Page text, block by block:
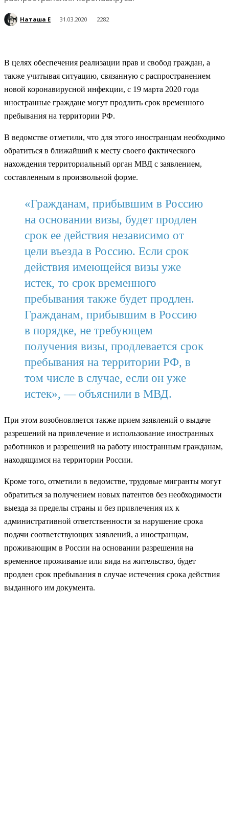
Наташа Е 31.03.2020 2282
В целях обеспечения реализации прав и свобод граждан, а
также учитывая ситуацию, связанную с распространением
новой коронавирусной инфекции, с 19 марта 2020 года
иностранные граждане могут продлить срок временного
пребывания на территории РФ.
В ведомстве отметили, что для этого иностранцам необходимо
обратиться в ближайший к месту своего фактического
нахождения территориальный орган МВД с заявлением,
составленным в произвольной форме.
«Гражданам, прибывшим в Россию
на основании визы, будет продлен
срок ее действия независимо от
цели въезда в Россию. Если срок
действия имеющейся визы уже
истек, то срок временного
пребывания также будет продлен.
Гражданам, прибывшим в Россию
в порядке, не требующем
получения визы, продлевается срок
пребывания на территории РФ, в
том числе в случае, если он уже
истек», — объяснили в МВД.
При этом возобновляется также прием заявлений о выдаче
разрешений на привлечение и использование иностранных
работников и разрешений на работу иностранным гражданам,
находящимся на территории России.
Кроме того, отметили в ведомстве, трудовые мигранты могут
обратиться за получением новых патентов без необходимости
выезда за пределы страны и без привлечения их к
административной ответственности за нарушение срока
подачи соответствующих заявлений, а иностранцам,
проживающим в России на основании разрешения на
временное проживание или вида на жительство, будет
продлен срок пребывания в случае истечения срока действия
выданного им документа.